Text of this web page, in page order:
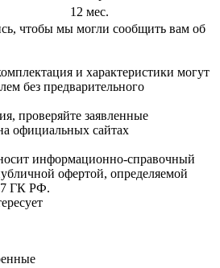
12 мес.
чтобы мы могли сообщить вам об
и характеристики могут
без предварительного
проверяйте заявленные
официальных сайтах
информационно-справочный
офертой, определяемой
ГК РФ.